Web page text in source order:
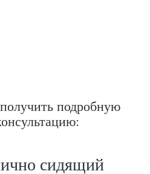
подробную
вам?
пошитый